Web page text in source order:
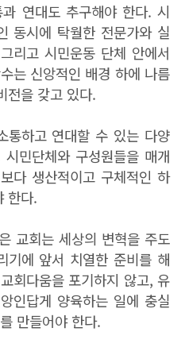
연대도 추구해야 한다. 시
동시에 탁월한 전문가와 실
리고 시민운동 단체 안에서
는 신앙적인 배경 하에 나름
전을 갖고 있다.
통하고 연대할 수 있는 다양
민단체와 구성원들을 매개
다 생산적이고 구체적인 하
한다.
교회는 세상의 변혁을 주도
기에 앞서 치열한 준비를 해
회다움을 포기하지 않고, 유
인답게 양육하는 일에 충실
만들어야 한다.